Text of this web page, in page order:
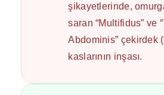
şikayetlerinde,
saran “Multifidus” ve
Abdominis” çekirdek
kaslarının inşası.